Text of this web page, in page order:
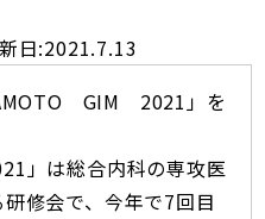
日:2021.7.13
GIM 2021」を
」は総合内科の専攻医
修会で、今年で7回目